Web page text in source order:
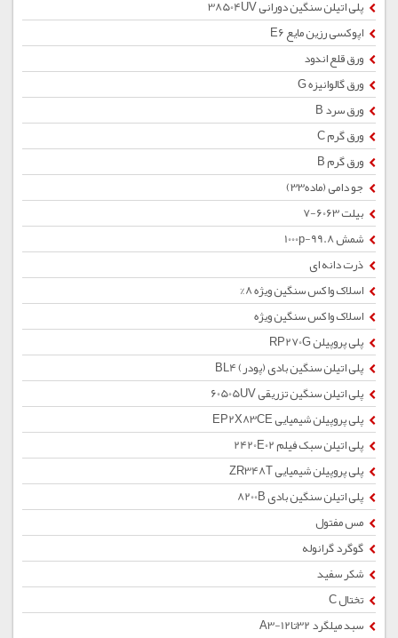
پلی اتیلن سنگین دورانی 38504UV
اپوکسی رزین مایع E6
ورق قلع اندود
ورق گالوانیزه G
ورق سرد B
ورق گرم C
ورق گرم B
جو دامی (ماده33)
بیلت 6063-7
شمش 1000p-99.8
ذرت دانه ای
اسلاک واکس سنگین ویژه 8%
اسلاک واکس سنگین ویژه
پلی پروپیلن RP270G
پلی اتیلن سنگین بادی (پودر) BL4
پلی اتیلن سنگین تزریقی 60505UV
پلی پروپیلن شیمیایی EP2X83CE
پلی اتیلن سبک فیلم 2420E02
پلی پروپیلن شیمیایی ZR348T
پلی اتیلن سنگین بادی 8200B
مس مفتول
گوگرد گرانوله
شکر سفید
تختال C
سبد میلگرد 32تا12-A3